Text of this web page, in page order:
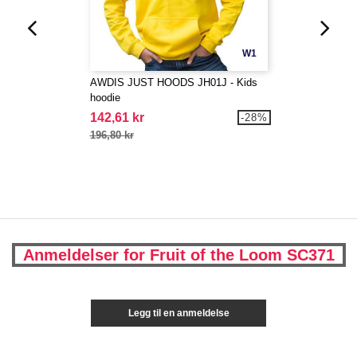
W1
AWDIS JUST HOODS JH01J - Kids
hoodie
142,61 kr
196,80 kr
-28%
Anmeldelser for Fruit of the Loom SC371
Legg til en anmeldelse